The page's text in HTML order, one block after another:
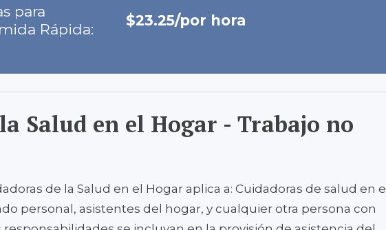
para
Rápida:
$23.25/por hora
Salud en el Hogar - Trabajo no
de la Salud en el Hogar aplica a: Cuidadoras de salud en el
personal, asistentes del hogar, y cualquier otra persona con